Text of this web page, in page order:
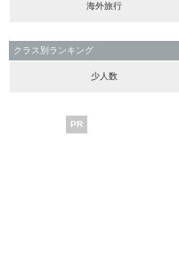
海外旅行
クラス別ランキング
少人数
PR